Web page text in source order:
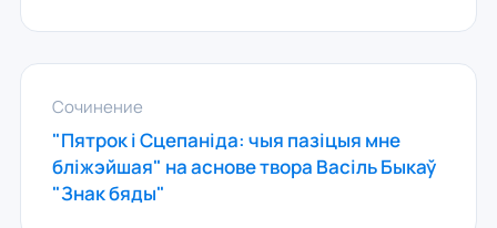
Сочинение
"Пятрок і Сцепаніда: чыя пазіцыя мне
бліжэйшая" на аснове твора Васіль Быкаў
"Знак бяды"